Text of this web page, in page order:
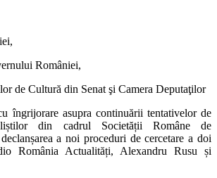
României,
de Cultură din Senat şi Camera Deputaţilor
îngrijorare asupra continuării tentativelor de
din cadrul Societății Române de
a noi proceduri de cercetare a doi
România Actualități, Alexandru Rusu și